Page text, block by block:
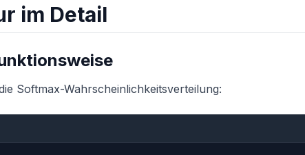
im Detail
Softmax-Wahrscheinlichkeitsverteilung: